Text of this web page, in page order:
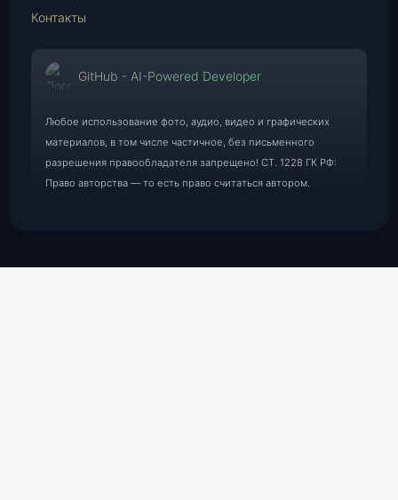
Контакты
GitHub - AI-Powered Developer
Любое использование фото, аудио, видео и графических
материалов, в том числе частичное, без письменного
разрешения правообладателя запрещено! СТ. 1228 ГК РФ:
Право авторства — то есть право считаться автором.